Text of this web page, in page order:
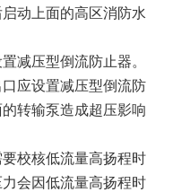
动上面的高区消防水
减压型倒流防止器。
口应设置减压型倒流防
转输泵造成超压影响
校核低流量高扬程时
会因低流量高扬程时